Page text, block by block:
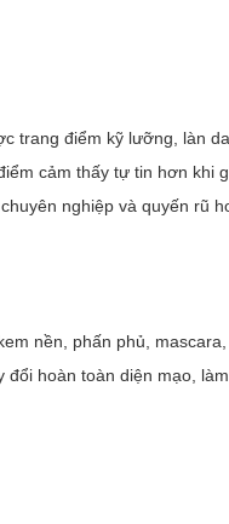
trang điểm kỹ lưỡng, làn
cảm thấy tự tin hơn khi
nghiệp và quyến rũ
nền, phấn phủ,
hoàn toàn diện mạo,